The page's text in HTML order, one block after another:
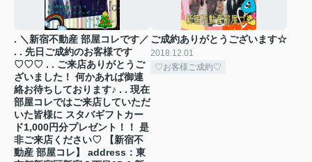
. ＼新宿不動産 部屋コレです／
. . 先日ご成約のお客様です
♡♡♡ . . ご来店ありがとうご
ざいました！ 何かあれば御連
絡お待ちしております♪ . . 現在
部屋コレではご来店していただ
いた皆様に スタバギフトカー
ド1,000円分プレゼント！！ 是
非ご来店ください♡ 【新宿不
動産 部屋コレ】 address：東
ご成約ありがとうございます☆
2018.12.01
♡お客様ご成約♡